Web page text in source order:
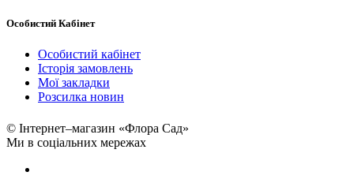
Особистий Кабінет
Особистий кабінет
Історія замовлень
Мої закладки
Розсилка новин
© Інтернет–магазин «Флора Сад»
Ми в соціальних мережах